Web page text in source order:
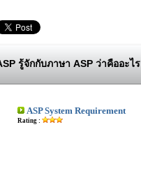
รู้จักกับภาษา ASP ว่าคืออะไร
ASP System Requirement
Rating :